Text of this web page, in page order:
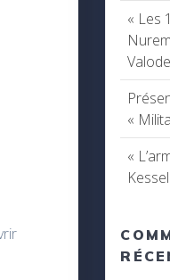
« Les
Valode
«
«